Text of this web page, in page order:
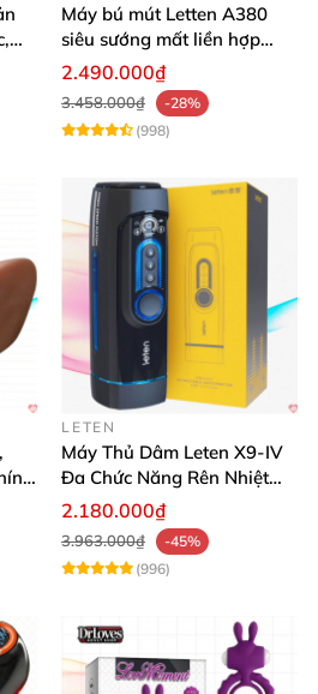
Máy bú mút Letten A380
siêu sướng mất liền hợp
chói
2.490.000₫
3.458.000₫
-28%
(998)
LETEN
Máy Thủ Dâm Leten X9-IV
Đa Chức Năng Rên Nhiệt
Bật Đỉnh
2.180.000₫
3.963.000₫
-45%
(996)